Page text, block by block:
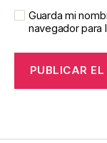
Guarda mi
navegador para